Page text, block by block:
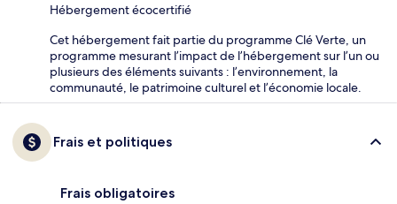
Hébergement écocertifié
Cet hébergement fait partie du programme Clé Verte, un
programme mesurant l’impact de l’hébergement sur l’un ou
plusieurs des éléments suivants : l’environnement, la
communauté, le patrimoine culturel et l’économie locale.
Frais et politiques
Frais obligatoires